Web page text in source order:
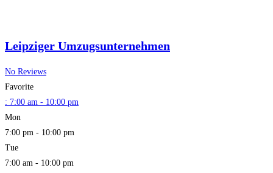
Leipziger Umzugsunternehmen
No Reviews
Favorite
: 7:00 am - 10:00 pm
Mon
7:00 pm - 10:00 pm
Tue
7:00 am - 10:00 pm